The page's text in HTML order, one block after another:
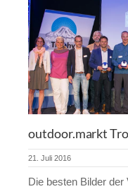
outdoor.markt
21. Juli 2016
Die besten Bilder der